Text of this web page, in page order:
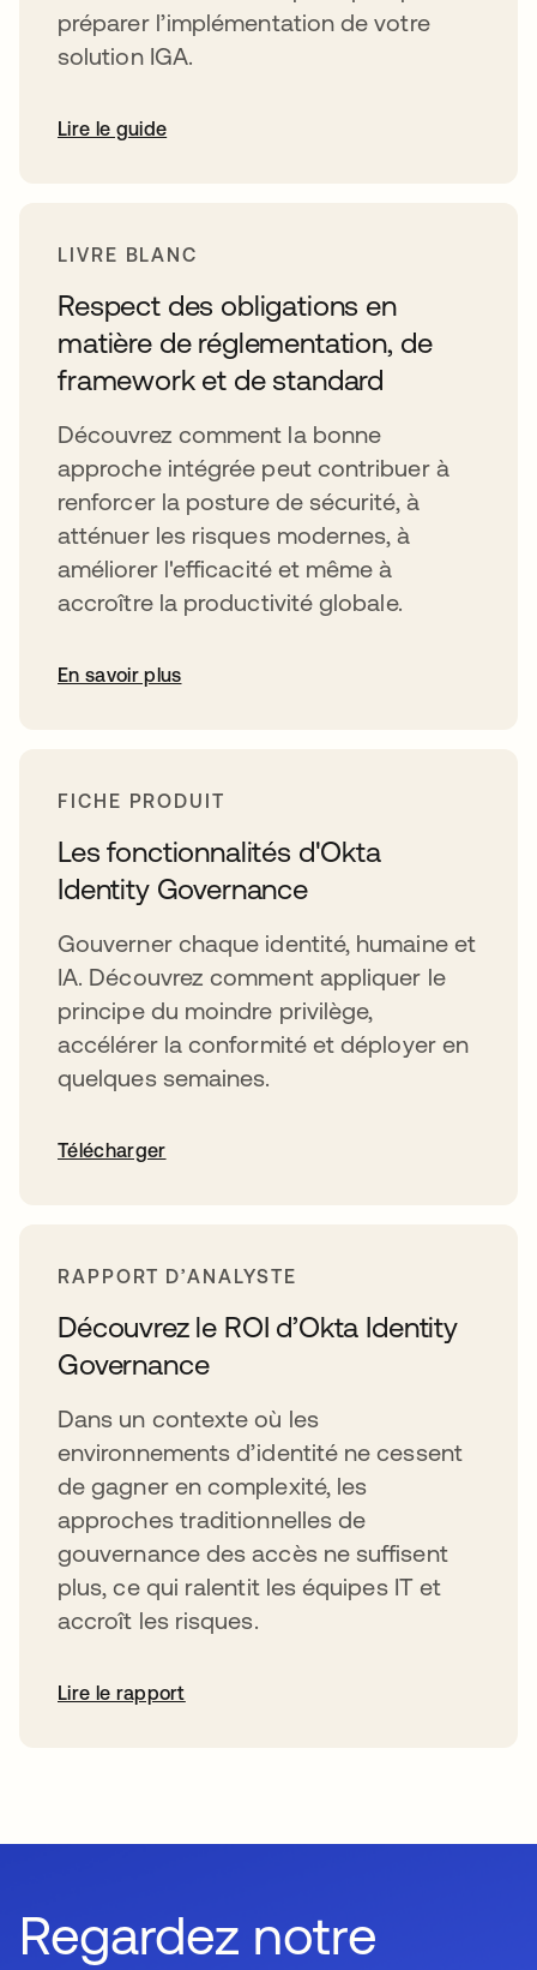
préparer l’implémentation de votre
solution IGA.
Lire le guide
LIVRE BLANC
Respect des obligations en
matière de réglementation, de
framework et de standard
Découvrez comment la bonne
approche intégrée peut contribuer à
renforcer la posture de sécurité, à
atténuer les risques modernes, à
améliorer l'efficacité et même à
accroître la productivité globale.
En savoir plus
FICHE PRODUIT
Les fonctionnalités d'Okta
Identity Governance
Gouverner chaque identité, humaine et
IA. Découvrez comment appliquer le
principe du moindre privilège,
accélérer la conformité et déployer en
quelques semaines.
Télécharger
RAPPORT D’ANALYSTE
Découvrez le ROI d’Okta Identity
Governance
Dans un contexte où les
environnements d’identité ne cessent
de gagner en complexité, les
approches traditionnelles de
gouvernance des accès ne suffisent
plus, ce qui ralentit les équipes IT et
accroît les risques.
Lire le rapport
Regardez notre